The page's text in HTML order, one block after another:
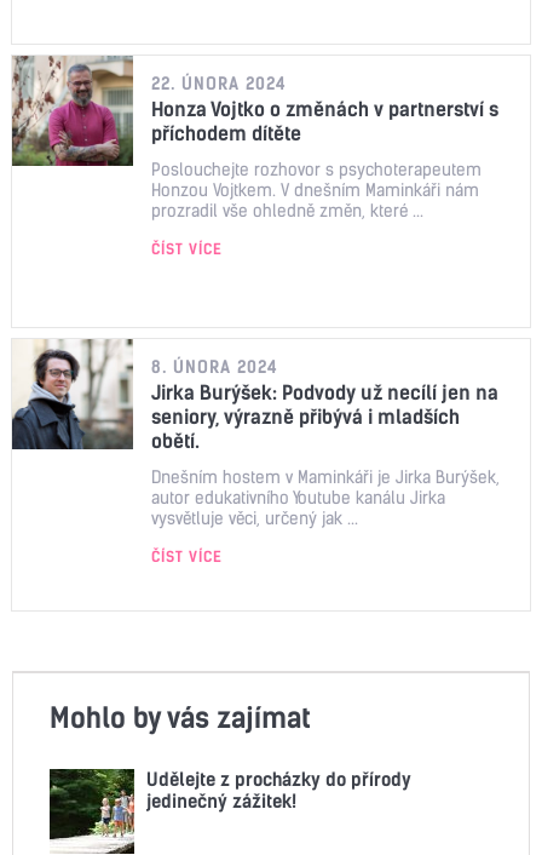
22. ÚNORA 2024
Honza Vojtko o změnách v partnerství s
příchodem dítěte
Poslouchejte rozhovor s psychoterapeutem
Honzou Vojtkem. V dnešním Maminkáři nám
prozradil vše ohledně změn, které ...
ČÍST VÍCE
8. ÚNORA 2024
Jirka Burýšek: Podvody už necílí jen na
seniory, výrazně přibývá i mladších
obětí.
Dnešním hostem v Maminkáři je Jirka Burýšek,
autor edukativního Youtube kanálu Jirka
vysvětluje věci, určený jak ...
ČÍST VÍCE
Mohlo by vás zajímat
Udělejte z procházky do přírody
jedinečný zážitek!